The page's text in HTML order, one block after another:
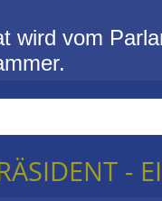
wird vom
-